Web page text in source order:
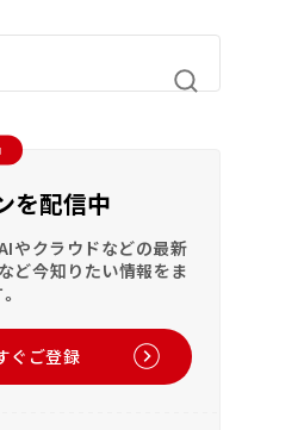
を配信中
やクラウドなどの最新
ど今知りたい情報をま
ぐご登録